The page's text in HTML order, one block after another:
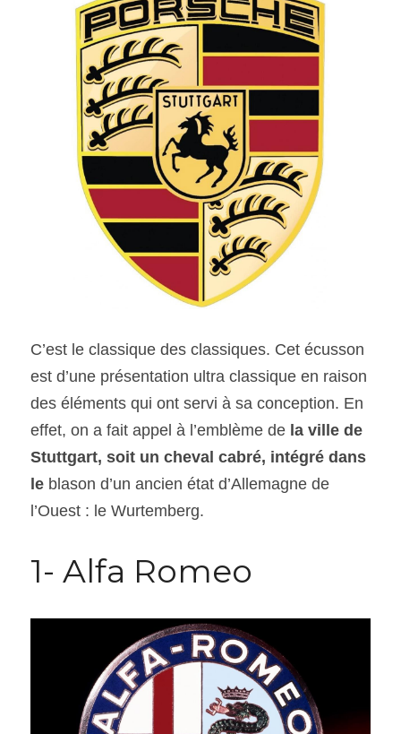
C’est le classique des classiques. Cet écusson
est d’une présentation ultra classique en raison
des éléments qui ont servi à sa conception. En
effet, on a fait appel à l’emblème de la ville de
Stuttgart, soit un cheval cabré, intégré dans
le blason d’un ancien état d’Allemagne de
l’Ouest : le Wurtemberg.
1- Alfa Romeo